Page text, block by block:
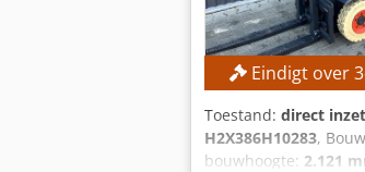
Eindigt over3
Toestand: direct
H2X386H10283,
bouwhoogte: 2.121